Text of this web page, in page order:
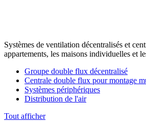
Systèmes de ventilation décentralisés et
appartements, les maisons individuelles et
Groupe double flux décentralisé
Centrale double flux pour montage
Systèmes périphériques
Distribution de l'air
Tout afficher